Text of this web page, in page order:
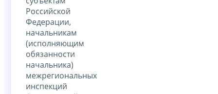
Российской
Федерации,
начальникам
(исполняющим
обязанности
начальника)
межрегиональных
инспекций